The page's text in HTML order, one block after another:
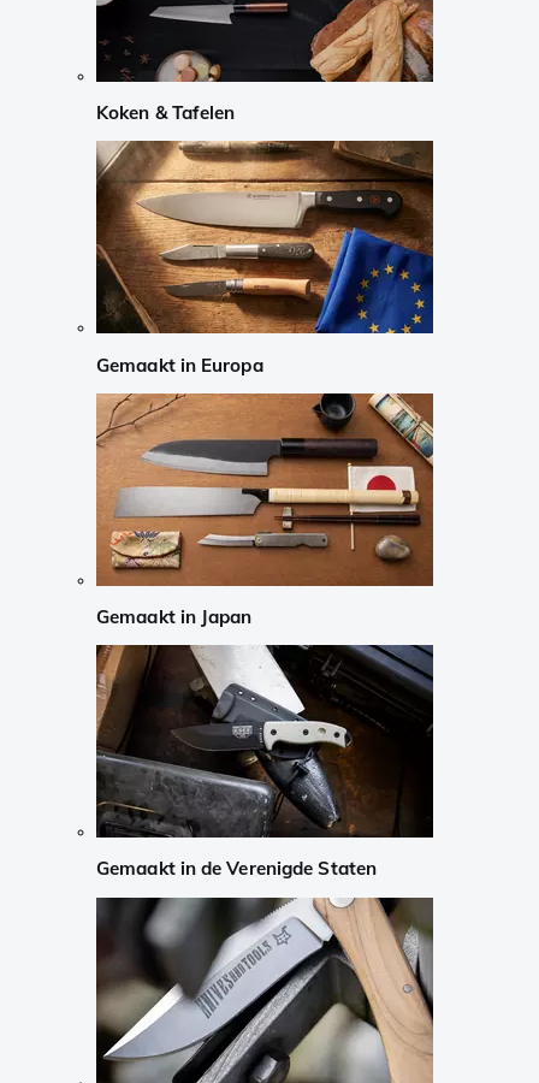
Koken & Tafelen
Gemaakt in Europa
Gemaakt in Japan
Gemaakt in de Verenigde Staten